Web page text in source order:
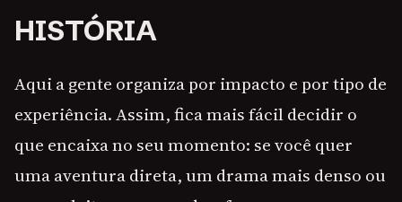
HISTÓRIA
Aqui a gente organiza por impacto e por tipo de
experiência. Assim, fica mais fácil decidir o
que encaixa no seu momento: se você quer
uma aventura direta, um drama mais denso ou